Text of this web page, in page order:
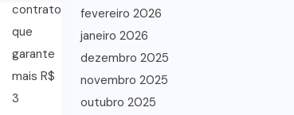
fevereiro 2026
janeiro 2026
dezembro 2025
novembro 2025
outubro 2025